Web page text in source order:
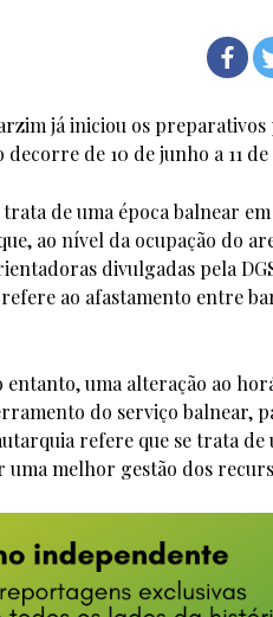
já iniciou os
decorre de 10 de junho a 11
de uma época balnear
ao nível da ocupação do
divulgadas pela
ao afastamento entre
entanto, uma alteração ao
do serviço balnear,
refere que se trata
melhor gestão dos